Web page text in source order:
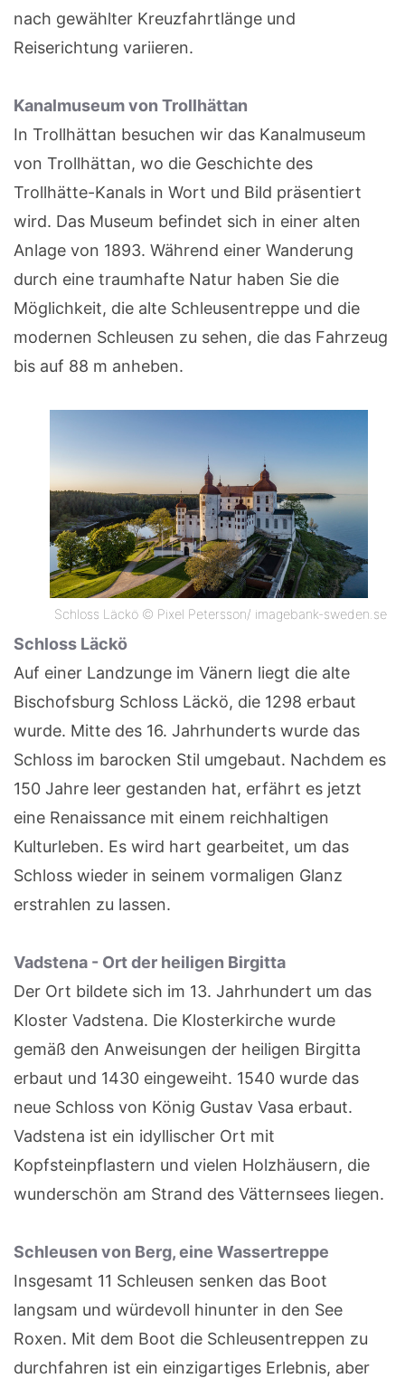
nach gewählter Kreuzfahrtlänge und
Reiserichtung variieren.
Kanalmuseum von Trollhättan
In Trollhättan besuchen wir das Kanalmuseum
von Trollhättan, wo die Geschichte des
Trollhätte-Kanals in Wort und Bild präsentiert
wird. Das Museum befindet sich in einer alten
Anlage von 1893. Während einer Wanderung
durch eine traumhafte Natur haben Sie die
Möglichkeit, die alte Schleusentreppe und die
modernen Schleusen zu sehen, die das Fahrzeug
bis auf 88 m anheben.
Schloss Läckö © Pixel Petersson/ imagebank-sweden.se
Schloss Läckö
Auf einer Landzunge im Vänern liegt die alte
Bischofsburg Schloss Läckö, die 1298 erbaut
wurde. Mitte des 16. Jahrhunderts wurde das
Schloss im barocken Stil umgebaut. Nachdem es
150 Jahre leer gestanden hat, erfährt es jetzt
eine Renaissance mit einem reichhaltigen
Kulturleben. Es wird hart gearbeitet, um das
Schloss wieder in seinem vormaligen Glanz
erstrahlen zu lassen.
Vadstena - Ort der heiligen Birgitta
Der Ort bildete sich im 13. Jahrhundert um das
Kloster Vadstena. Die Klosterkirche wurde
gemäß den Anweisungen der heiligen Birgitta
erbaut und 1430 eingeweiht. 1540 wurde das
neue Schloss von König Gustav Vasa erbaut.
Vadstena ist ein idyllischer Ort mit
Kopfsteinpflastern und vielen Holzhäusern, die
wunderschön am Strand des Vätternsees liegen.
Schleusen von Berg, eine Wassertreppe
Insgesamt 11 Schleusen senken das Boot
langsam und würdevoll hinunter in den See
Roxen. Mit dem Boot die Schleusentreppen zu
durchfahren ist ein einzigartiges Erlebnis, aber